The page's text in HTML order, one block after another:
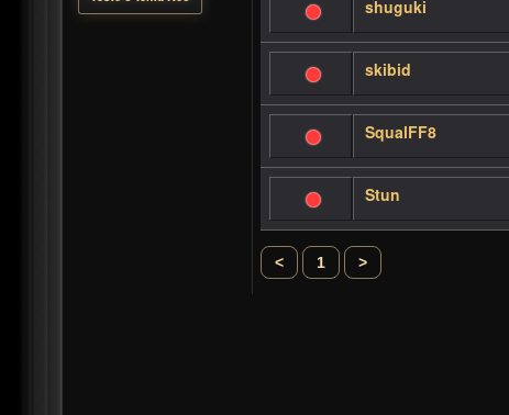
shuguki
skibid
SqualFF8
Stun
< 1 >